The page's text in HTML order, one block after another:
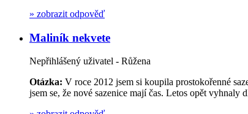
» zobrazit odpověď
Maliník nekvete
Nepřihlášený uživatel - Růžena
Otázka: V roce 2012 jsem si koupila prostokořenné
jsem se, že nové sazenice mají čas. Letos opět vyhnaly